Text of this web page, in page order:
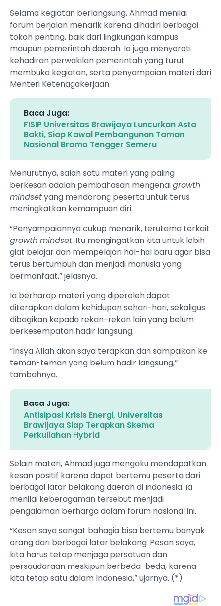
Selama kegiatan berlangsung, Ahmad menilai
forum berjalan menarik karena dihadiri berbagai
tokoh penting, baik dari lingkungan kampus
maupun pemerintah daerah. Ia juga menyoroti
kehadiran perwakilan pemerintah yang turut
membuka kegiatan, serta penyampaian materi dari
Menteri Ketenagakerjaan.
Baca Juga:
FISIP Universitas Brawijaya Luncurkan Asta
Bakti, Siap Kawal Pembangunan Taman
Nasional Bromo Tengger Semeru
Menurutnya, salah satu materi yang paling
berkesan adalah pembahasan mengenaigrowth
mindsetyang mendorong peserta untuk terus
meningkatkan kemampuan diri.
“Penyampaiannya cukup menarik, terutama terkait
growth mindset. Itu mengingatkan kita untuk lebih
giat belajar dan mempelajari hal-hal baru agar bisa
terus bertumbuh dan menjadi manusia yang
bermanfaat,” jelasnya.
Ia berharap materi yang diperoleh dapat
diterapkan dalam kehidupan sehari-hari, sekaligus
dibagikan kepada rekan-rekan lain yang belum
berkesempatan hadir langsung.
“Insya Allah akan saya terapkan dan sampaikan ke
teman-teman yang belum hadir langsung,”
tambahnya.
Baca Juga:
Antisipasi Krisis Energi, Universitas
Brawijaya Siap Terapkan Skema
Perkuliahan Hybrid
Selain materi, Ahmad juga mengaku mendapatkan
kesan positif karena dapat bertemu peserta dari
berbagai latar belakang daerah di Indonesia. Ia
menilai keberagaman tersebut menjadi
pengalaman berharga dalam forum nasional ini.
“Kesan saya sangat bahagia bisa bertemu banyak
orang dari berbagai latar belakang. Pesan saya,
kita harus tetap menjaga persatuan dan
persaudaraan meskipun berbeda-beda, karena
kita tetap satu dalam Indonesia,” ujarnya. (*)